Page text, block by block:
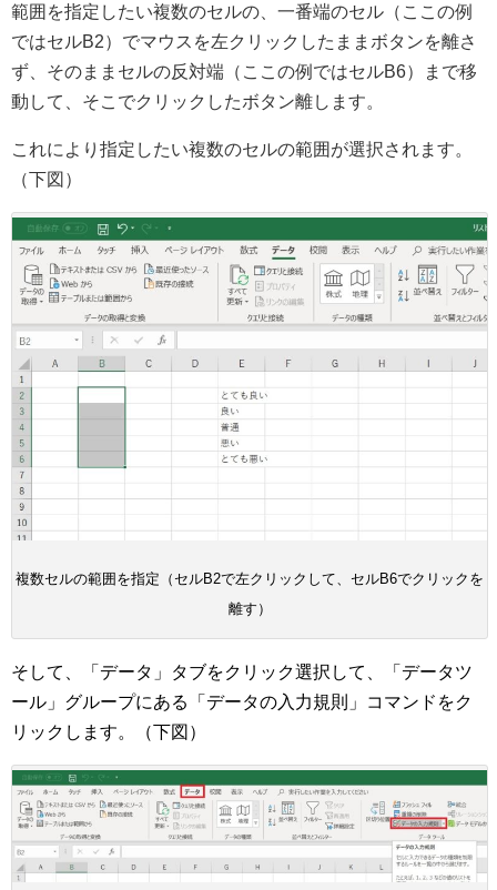
範囲を指定したい複数のセルの、一番端のセル（ここの例
ではセルB2）でマウスを左クリックしたままボタンを離さ
ず、そのままセルの反対端（ここの例ではセルB6）まで移
動して、そこでクリックしたボタン離します。
これにより指定したい複数のセルの範囲が選択されます。
（下図）
複数セルの範囲を指定（セルB2で左クリックして、セルB6でクリックを
離す）
そして、「データ」タブをクリック選択して、「データツ
ール」グループにある「データの入力規則」コマンドをク
リックします。（下図）